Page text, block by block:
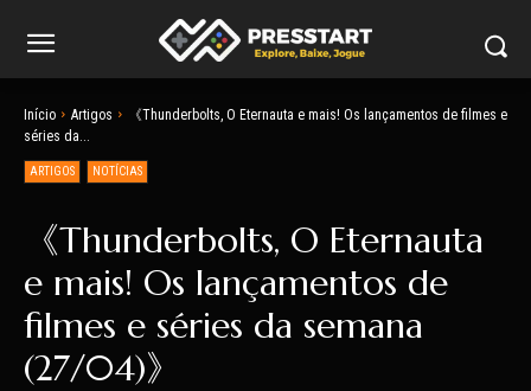
Início Artigos
《Thunderbolts, O Eternauta e mais! Os lançamentos de filmes e
séries da...
ARTIGOS NOTÍCIAS
《Thunderbolts, O Eternauta
e mais! Os lançamentos de
filmes e séries da semana
(27/04)》